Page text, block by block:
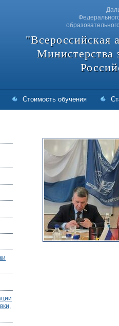
"Всероссийская
Министерства
Стоимость обучения